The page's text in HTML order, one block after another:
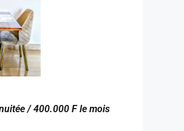
/ 400.000 F le mois